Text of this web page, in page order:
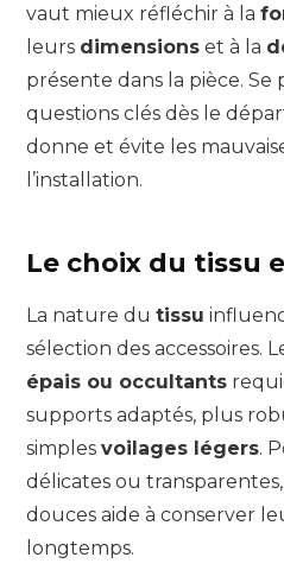
vaut mieux réfléchir à la
leurs dimensions et à la
présente dans la pièce.
questions clés dès le
donne et évite les
l’installation.
Le choix du tissu
La nature du tissu
sélection des accessoires.
épais ou occultants
supports adaptés, plus
simples voilages légers.
délicates ou
douces aide à conserver
longtemps.